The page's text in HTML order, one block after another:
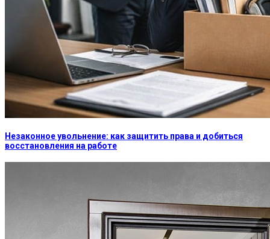
Незаконное увольнение: как защитить права и добиться
восстановления на работе